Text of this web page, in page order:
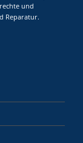
und
Reparatur.